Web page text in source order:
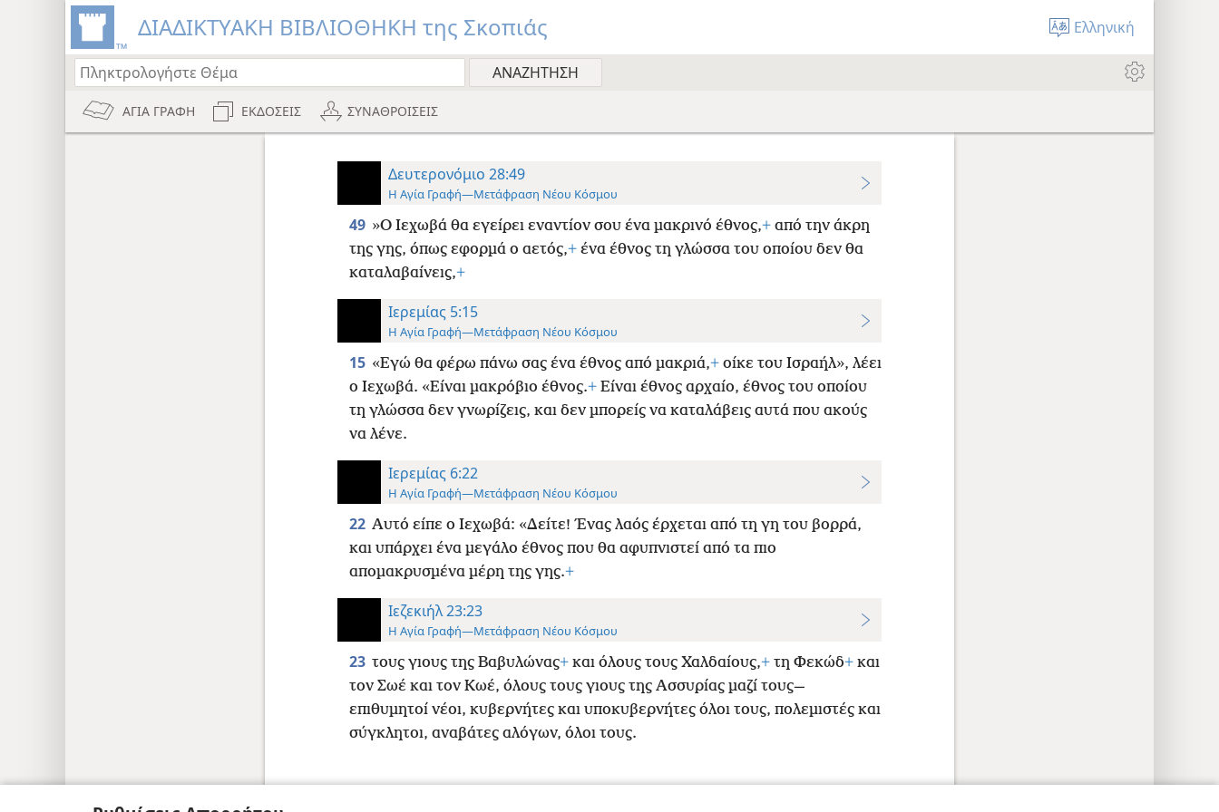
ΔΙΑΔΙΚΤΥΑΚΗ ΒΙΒΛΙΟΘΗΚΗ της Σκοπιάς Ελληνική
ΑΓΙΑ ΓΡΑΦΗ ΕΚΔΟΣΕΙΣ ΣΥΝΑΘΡΟΙΣΕΙΣ
Δευτερονόμιο 28:49
Η Αγία Γραφή—Μετάφραση Νέου Κόσμου
49 »Ο Ιεχωβά θα εγείρει εναντίον σου ένα μακρινό έθνος,+από την άκρη
της γης, όπως εφορμά ο αετός,+ένα έθνος τη γλώσσα του οποίου δεν θα
καταλαβαίνεις,+
Ιερεμίας 5:15
Η Αγία Γραφή—Μετάφραση Νέου Κόσμου
15 «Εγώ θα φέρω πάνω σας ένα έθνος από μακριά,+οίκε του Ισραήλ», λέει
ο Ιεχωβά. «Είναι μακρόβιο έθνος.+Είναι έθνος αρχαίο, έθνος του οποίου
τη γλώσσα δεν γνωρίζεις, και δεν μπορείς να καταλάβεις αυτά που ακούς
να λένε.
Ιερεμίας 6:22
Η Αγία Γραφή—Μετάφραση Νέου Κόσμου
22 Αυτό είπε ο Ιεχωβά: «Δείτε! Ένας λαός έρχεται από τη γη του βορρά,
και υπάρχει ένα μεγάλο έθνος που θα αφυπνιστεί από τα πιο
απομακρυσμένα μέρη της γης.+
Ιεζεκιήλ 23:23
Η Αγία Γραφή—Μετάφραση Νέου Κόσμου
23 τους γιους της Βαβυλώνας+και όλους τους Χαλδαίους,+τη Φεκώδ+και
τον Σωέ και τον Κωέ, όλους τους γιους της Ασσυρίας μαζί τους—
επιθυμητοί νέοι, κυβερνήτες και υποκυβερνήτες όλοι τους, πολεμιστές και
σύγκλητοι, αναβάτες αλόγων, όλοι τους.